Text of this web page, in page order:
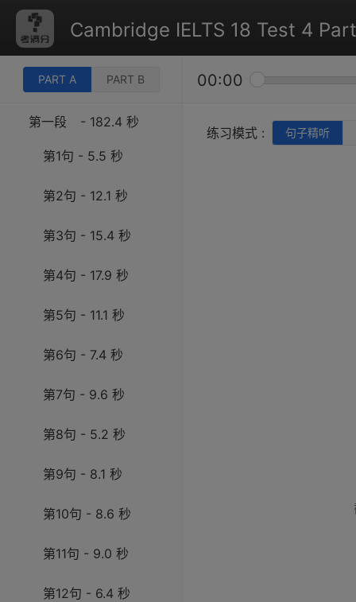
Cambridge IELTS 18 Test 4
PART A PART B 00:00
第一段 - 182.4 秒
第1句 - 5.5 秒
第2句 - 12.1 秒
第3句 - 15.4 秒
第4句 - 17.9 秒
第5句 - 11.1 秒
第6句 - 7.4 秒
第7句 - 9.6 秒
第8句 - 5.2 秒
第9句 - 8.1 秒
第10句 - 8.6 秒
第11句 - 9.0 秒
第12句 - 6.4 秒
练习模式 : 句子精听